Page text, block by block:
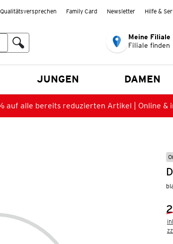
Qualitätsversprechen Family Card Newsletter Hilfe &
Meine Filiale
Filiale finden
JUNGEN DAMEN
auf alle bereits reduzierten Artikel | Online &